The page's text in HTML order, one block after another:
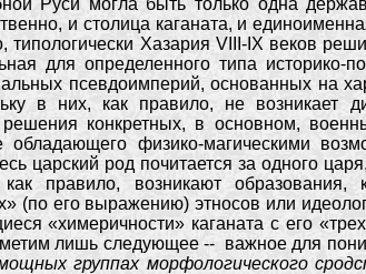
Руси могла быть только одна
и столица каганата, и
типологически Хазария VIII-IX веков
для определенного типа историко-
псевдоимперий, основанных на
в них, как правило, не возникает
конкретных, в основном,
физико-магическими
царский род почитается за одного
правило, возникают образования,
(по его выражению) этносов или
«химеричности» каганата с его
лишь следующее -- важное для
группах морфологического